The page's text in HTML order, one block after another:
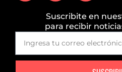
Suscribite en
para recibir